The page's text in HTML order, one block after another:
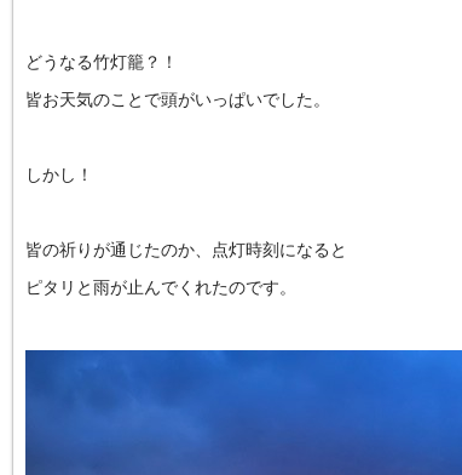
どうなる竹灯籠？！
皆お天気のことで頭がいっぱいでした。
しかし！
皆の祈りが通じたのか、点灯時刻になると
ピタリと雨が止んでくれたのです。